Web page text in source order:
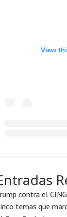
View
contra el
temas que